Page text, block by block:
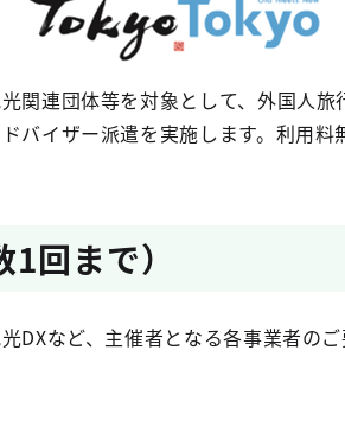
関連団体等を対象として、外国人
バイザー派遣を実施します。利用
回まで）
DXなど、主催者となる各事業者の